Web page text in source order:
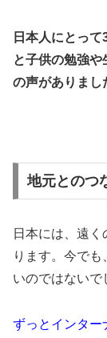
日本人にとっ
と子供の勉強
の声がありまし
地元とのつ
日本には、遠
ります。今で
いのではないで
ずっとインター